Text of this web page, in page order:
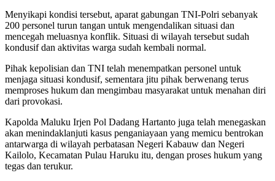
Menyikapi kondisi tersebut, aparat gabungan TNI-Polri sebanyak
200 personel turun tangan untuk mengendalikan situasi dan
mencegah meluasnya konflik. Situasi di wilayah tersebut sudah
kondusif dan aktivitas warga sudah kembali normal.
Pihak kepolisian dan TNI telah menempatkan personel untuk
menjaga situasi kondusif, sementara jitu pihak berwenang terus
memproses hukum dan mengimbau masyarakat untuk menahan diri
dari provokasi.
Kapolda Maluku Irjen Pol Dadang Hartanto juga telah menegaskan
akan menindaklanjuti kasus penganiayaan yang memicu bentrokan
antarwarga di wilayah perbatasan Negeri Kabauw dan Negeri
Kailolo, Kecamatan Pulau Haruku itu, dengan proses hukum yang
tegas dan terukur.